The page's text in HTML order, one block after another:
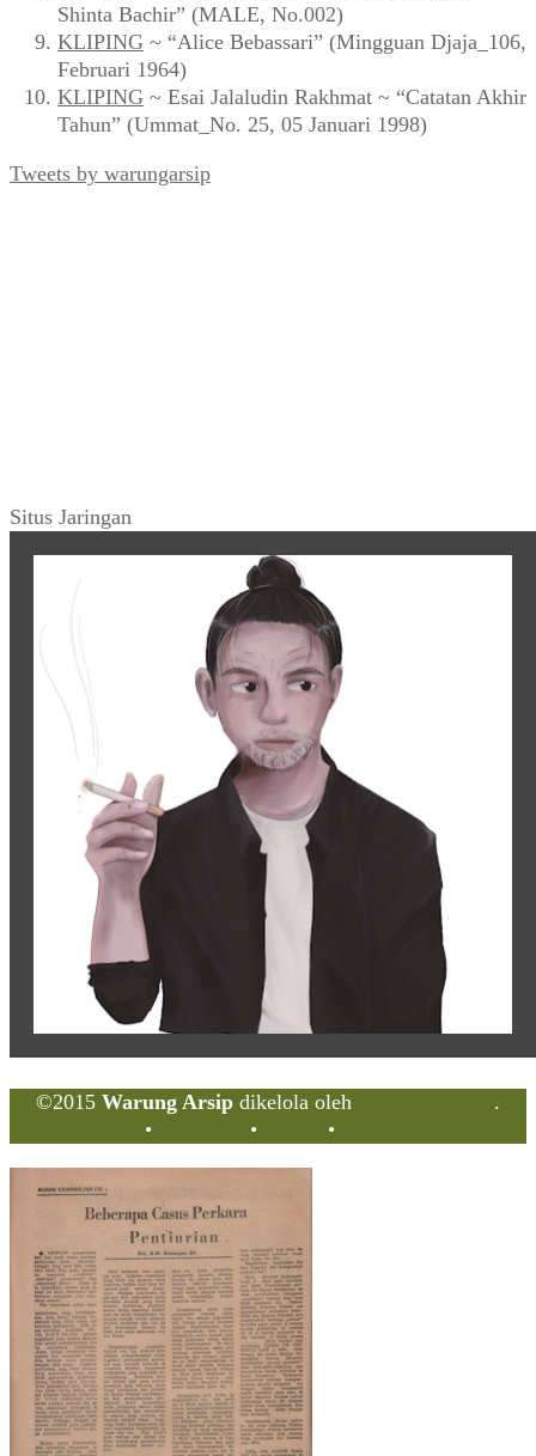
Shinta Bachir” (MALE, No.002)
KLIPING ~ “Alice Bebassari” (Mingguan Djaja_106,
Februari 1964)
KLIPING ~ Esai Jalaludin Rakhmat ~ “Catatan Akhir
Tahun” (Ummat_No. 25, 05 Januari 1998)
Tweets by warungarsip
Situs Jaringan
©2015 Warung Arsip dikelola oleh
.
• • •